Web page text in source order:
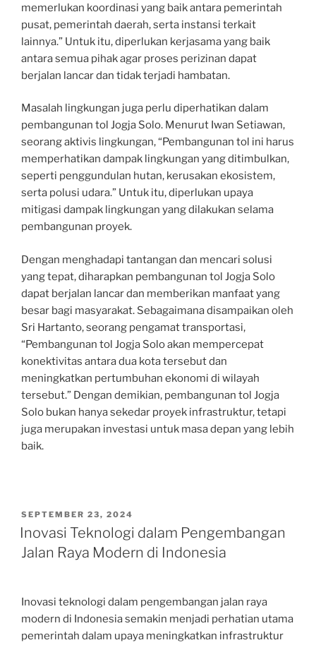
memerlukan koordinasi yang baik antara pemerintah
pusat, pemerintah daerah, serta instansi terkait
lainnya.” Untuk itu, diperlukan kerjasama yang baik
antara semua pihak agar proses perizinan dapat
berjalan lancar dan tidak terjadi hambatan.
Masalah lingkungan juga perlu diperhatikan dalam
pembangunan tol Jogja Solo. Menurut Iwan Setiawan,
seorang aktivis lingkungan, “Pembangunan tol ini harus
memperhatikan dampak lingkungan yang ditimbulkan,
seperti penggundulan hutan, kerusakan ekosistem,
serta polusi udara.” Untuk itu, diperlukan upaya
mitigasi dampak lingkungan yang dilakukan selama
pembangunan proyek.
Dengan menghadapi tantangan dan mencari solusi
yang tepat, diharapkan pembangunan tol Jogja Solo
dapat berjalan lancar dan memberikan manfaat yang
besar bagi masyarakat. Sebagaimana disampaikan oleh
Sri Hartanto, seorang pengamat transportasi,
“Pembangunan tol Jogja Solo akan mempercepat
konektivitas antara dua kota tersebut dan
meningkatkan pertumbuhan ekonomi di wilayah
tersebut.” Dengan demikian, pembangunan tol Jogja
Solo bukan hanya sekedar proyek infrastruktur, tetapi
juga merupakan investasi untuk masa depan yang lebih
baik.
POSTED
ON
SEPTEMBER 23, 2024
Inovasi Teknologi dalam Pengembangan
Jalan Raya Modern di Indonesia
Inovasi teknologi dalam pengembangan jalan raya
modern di Indonesia semakin menjadi perhatian utama
pemerintah dalam upaya meningkatkan infrastruktur